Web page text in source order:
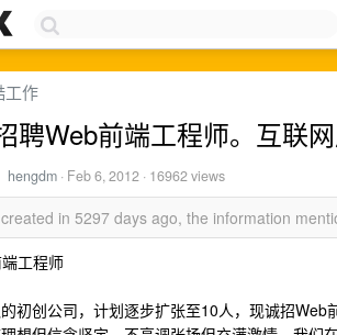
工作
聘Web前端工程师。互联网
hengdm · Feb 6, 2012 · 16962 views
in 5297 days ago, the information
工程师
初创公司，计划逐步扩张至10人，现诚招Web